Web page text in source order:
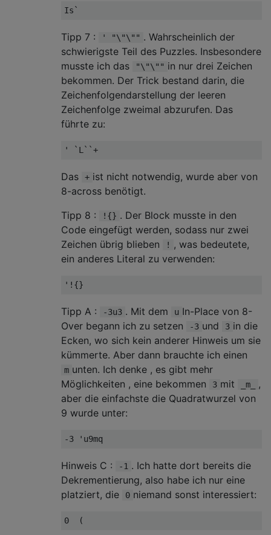
Tipp 7 : ' "\"\"" . Wahrscheinlich der
schwierigste Teil des Puzzles. Insbesondere
musste ich das
"\"\"" in nur drei Zeichen
bekommen. Der Trick bestand darin, die
Zeichenfolgendarstellung der leeren
Zeichenfolge zweimal abzurufen. Das
führte zu:
Das + ist nicht notwendig, wurde aber von
8-across benötigt.
Tipp 8 :
!{} . Der Block musste in den
Code eingefügt werden, sodass nur zwei
Zeichen übrig blieben
!
, was bedeutete,
ein anderes Literal zu verwenden:
Tipp A : -3u3 . Mit dem u In-Place von 8-
Over begann ich zu setzen
-3 und 3 in die
Ecken, wo sich kein anderer Hinweis um sie
kümmerte. Aber dann brauchte ich einen
m unten. Ich denke , es gibt mehr
Möglichkeiten , eine bekommen
3 mit _m_
,
aber die einfachste die Quadratwurzel von
9 wurde unter:
Hinweis C : -1 . Ich hatte dort bereits die
Dekrementierung, also habe ich nur eine
platziert, die
0 niemand sonst interessiert: